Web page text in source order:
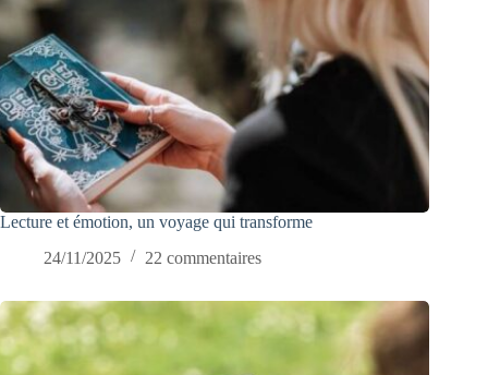
Lecture et émotion, un voyage qui transforme
24/11/2025
22 commentaires